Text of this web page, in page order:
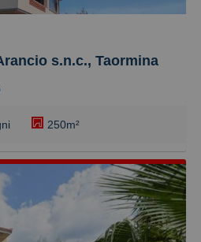
s.n.c., Taormina
250m²